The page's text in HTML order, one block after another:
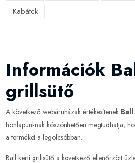
Kabátok
Információk
grillsütő
A következő webáruházak értékesítenek
honlapunknak köszönhetően megtudhatja,
a terméket a legolcsóbban..
Ball kerti grillsütő a következő ellenőrzött